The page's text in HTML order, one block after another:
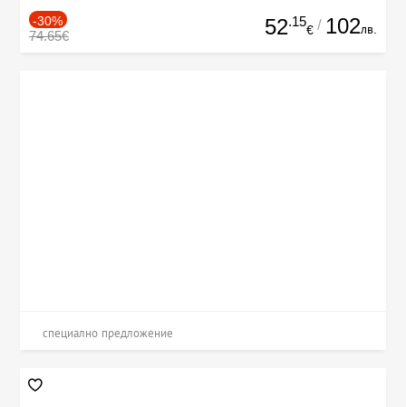
-30%
74.65€ 52.15
€ / 102лв.
специално предложение